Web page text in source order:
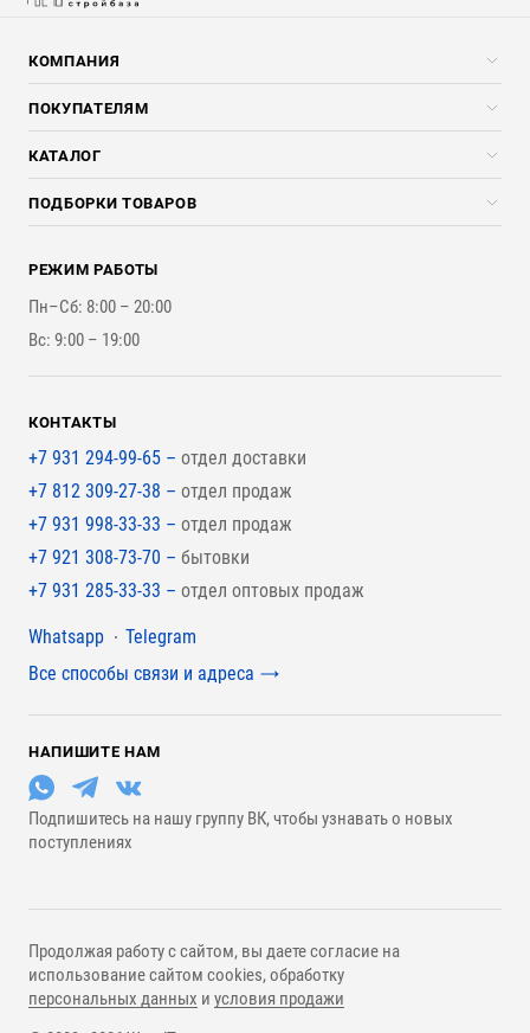
КОМПАНИЯ
Компания
Услуги
ПОКУПАТЕЛЯМ
Скидки стройкомпаниям
Доставка и разгрузка
Оплата и Возврат
Наши работы
КАТАЛОГ
Погонажные изделия
Брикеты, Дрова, Стружка
Стройматериалы
Инструменты
ПОДБОРКИ ТОВАРОВ
Для бутерброда стены
Для наружной отделки
Для покрытия крыши
РЕЖИМ РАБОТЫ
Пн–Сб: 8:00 – 20:00
Вс: 9:00 – 19:00
КОНТАКТЫ
+7 931 294-99-65 – отдел доставки
+7 812 309-27-38 – отдел продаж
+7 931 998-33-33 – отдел продаж
+7 921 308-73-70 – бытовки
+7 931 285-33-33 – отдел оптовых продаж
Мессенджеры
Whatsapp
Telegram
Все способы связи и адреса
НАПИШИТЕ НАМ
Подпишитесь на нашу группу ВК, чтобы узнавать о новых
поступлениях
Продолжая работу с сайтом, вы даете согласие на
использование сайтом cookies, обработку
персональных данных и условия продажи